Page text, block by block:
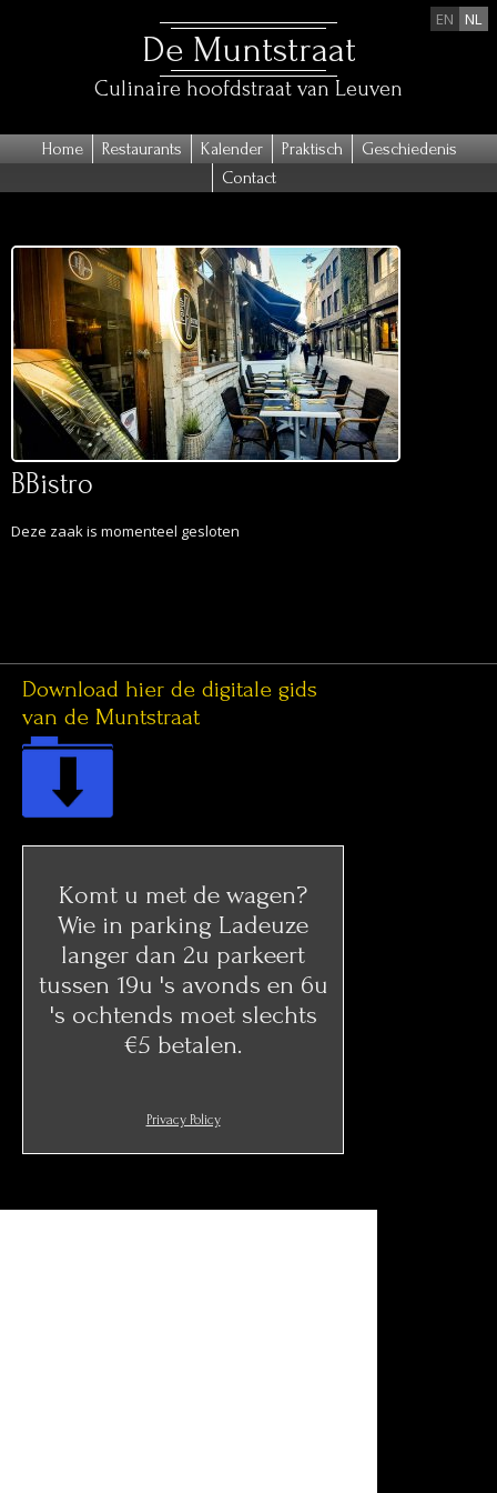
De Muntstraat
Culinaire hoofdstraat van Leuven
NL
EN
Home Restaurants Kalender Praktisch
Geschiedenis
Contact
BBistro
Deze zaak is momenteel gesloten
Download hier de digitale gids
van de Muntstraat
Komt u met de wagen?
Wie in parking Ladeuze
langer dan 2u parkeert
tussen 19u 's avonds en 6u
's ochtends moet slechts
€5 betalen.
Privacy Policy